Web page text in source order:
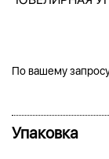
По вашему
Упаковка